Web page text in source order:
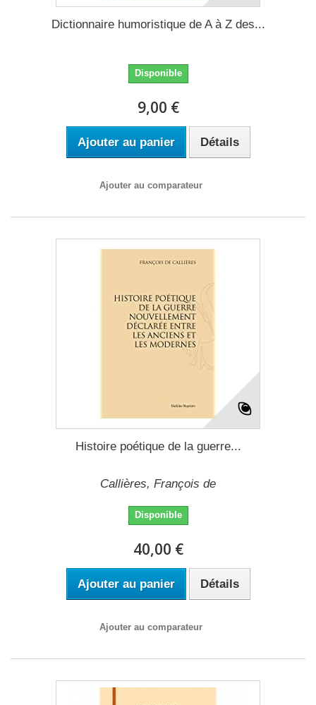
Dictionnaire humoristique de A à Z des...
Disponible
9,00 €
Ajouter au panier Détails
Ajouter au comparateur
Histoire poétique de la guerre...
Callières, François de
Disponible
40,00 €
Ajouter au panier Détails
Ajouter au comparateur